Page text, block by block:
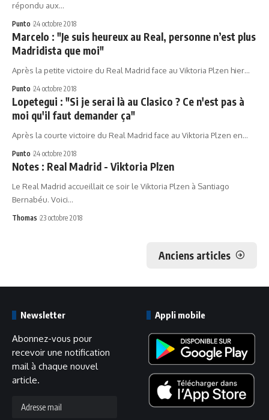
répondu aux…
Punto 24 octobre 2018
Marcelo : "Je suis heureux au Real, personne n’est plus
Madridista que moi"
Après la petite victoire du Real Madrid face au Viktoria Plzen hier…
Punto 24 octobre 2018
Lopetegui : "Si je serai là au Clasico ? Ce n'est pas à
moi qu'il faut demander ça"
Après la courte victoire du Real Madrid face au Viktoria Plzen en…
Punto 24 octobre 2018
Notes : Real Madrid - Viktoria Plzen
Le Real Madrid accueillait ce soir le Viktoria Plzen à Santiago
Bernabéu. Voici…
Thomas 23 octobre 2018
Anciens articles
Newsletter
Abonnez-vous pour
recevoir une notification
mail à chaque nouvel
article.
mail
Appli mobile